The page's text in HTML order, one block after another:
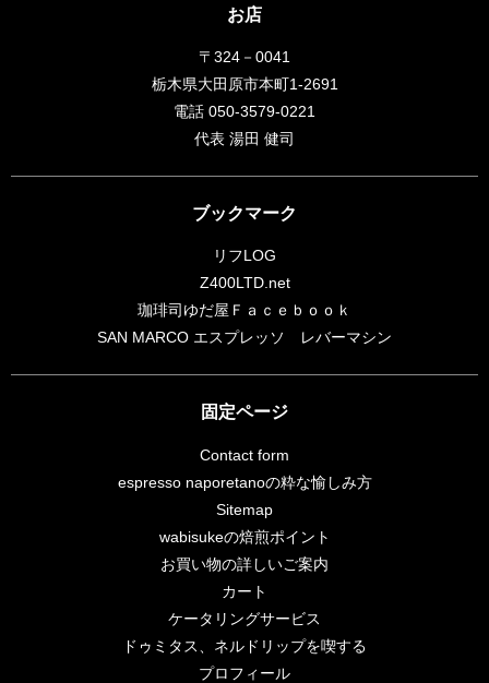
お店
〒324－0041
栃木県大田原市本町1-2691
電話 050-3579-0221
代表 湯田 健司
ブックマーク
リフLOG
Z400LTD.net
珈琲司ゆだ屋Ｆａｃｅｂｏｏｋ
SAN MARCO エスプレッソ レバーマシン
固定ページ
Contact form
espresso naporetanoの粋な愉しみ方
Sitemap
wabisukeの焙煎ポイント
お買い物の詳しいご案内
カート
ケータリングサービス
ドゥミタス、ネルドリップを喫する
プロフィール